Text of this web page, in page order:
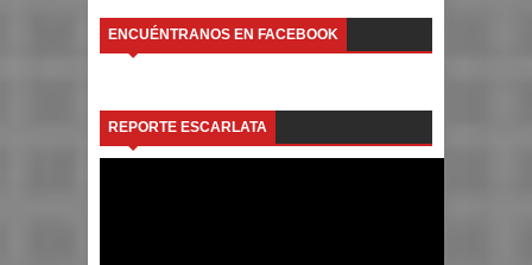
ENCUÉNTRANOS EN FACEBOOK
REPORTE ESCARLATA